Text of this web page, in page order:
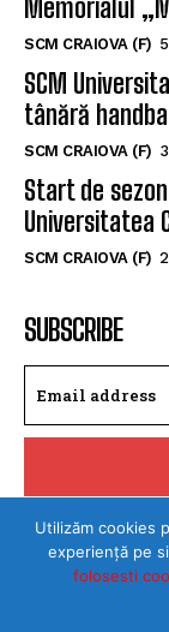
Memorialul
SCM CRAIOVA (F)
SCM
tânără
SCM CRAIOVA (F)
Start de
Universitatea
SCM CRAIOVA (F)
SUBSCRIBE
I've read and
Utilizăm cookies
experiență pe
folosesti